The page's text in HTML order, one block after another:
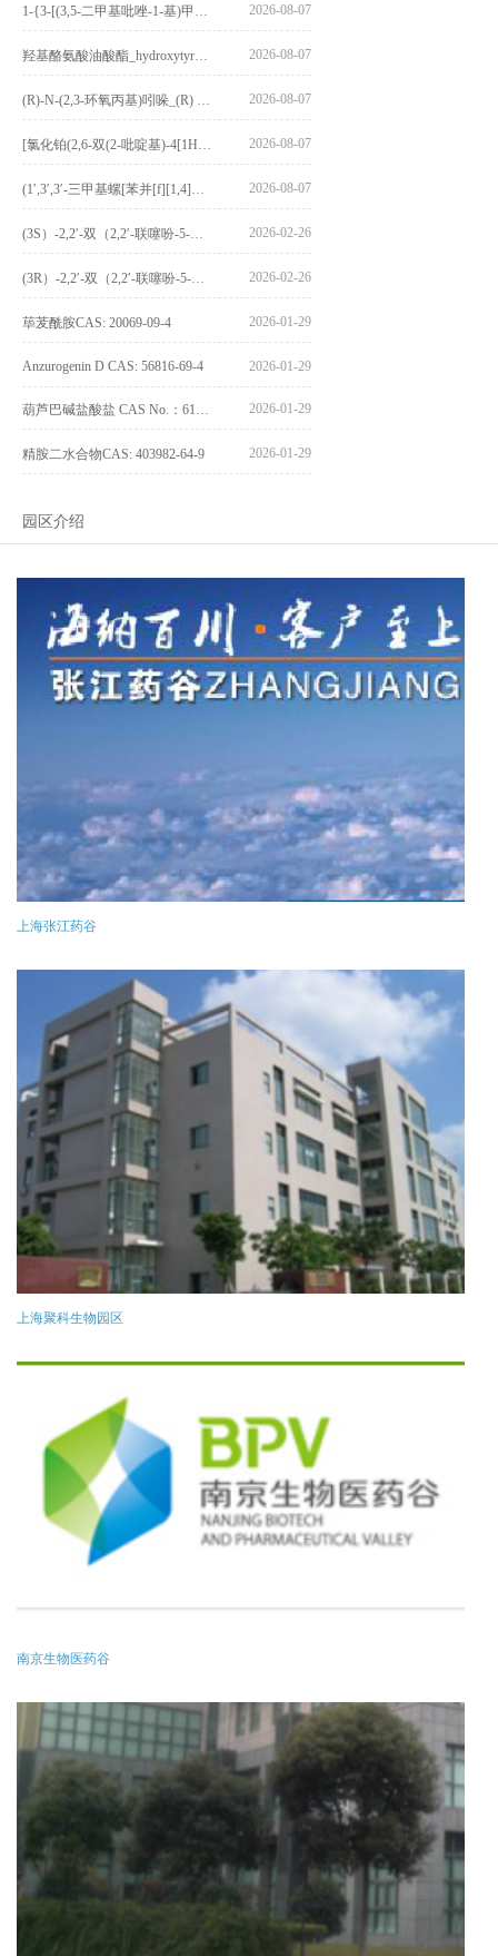
2026-08-07
2026-08-07
2026-08-07
2026-08-07
2026-08-07
2026-02-26
2026-02-26
荜茇酰胺CAS: 20069-09-4 2026-01-29
Anzurogenin D CAS: 56816-69-4 2026-01-29
2026-01-29
精胺二水合物CAS: 403982-64-9 2026-01-29
园区介绍
上海张江药谷
上海聚科生物园区
南京生物医药谷